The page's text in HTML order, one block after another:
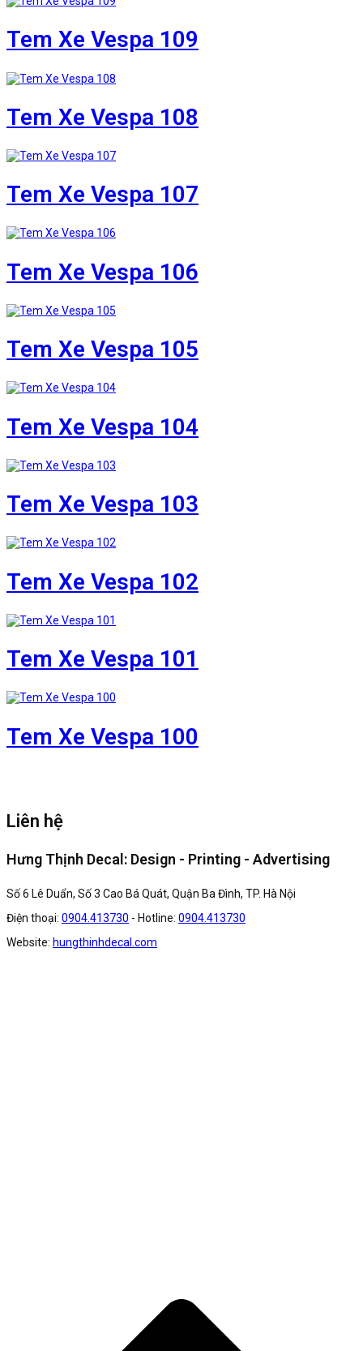
Tem Xe Vespa 109
Tem Xe Vespa 108
Tem Xe Vespa 107
Tem Xe Vespa 106
Tem Xe Vespa 105
Tem Xe Vespa 104
Tem Xe Vespa 103
Tem Xe Vespa 102
Tem Xe Vespa 101
Tem Xe Vespa 100
Liên hệ
Hưng Thịnh Decal: Design - Printing - Advertising
Số 6 Lê Duẩn, Số 3 Cao Bá Quát, Quận Ba Đình, TP. Hà Nội
Điện thoại: 0904.413730 - Hotline: 0904.413730
Website: hungthinhdecal.com